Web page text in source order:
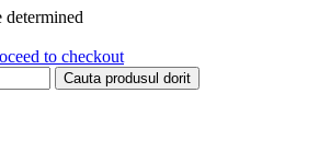
determined
to checkout
Cauta produsul dorit